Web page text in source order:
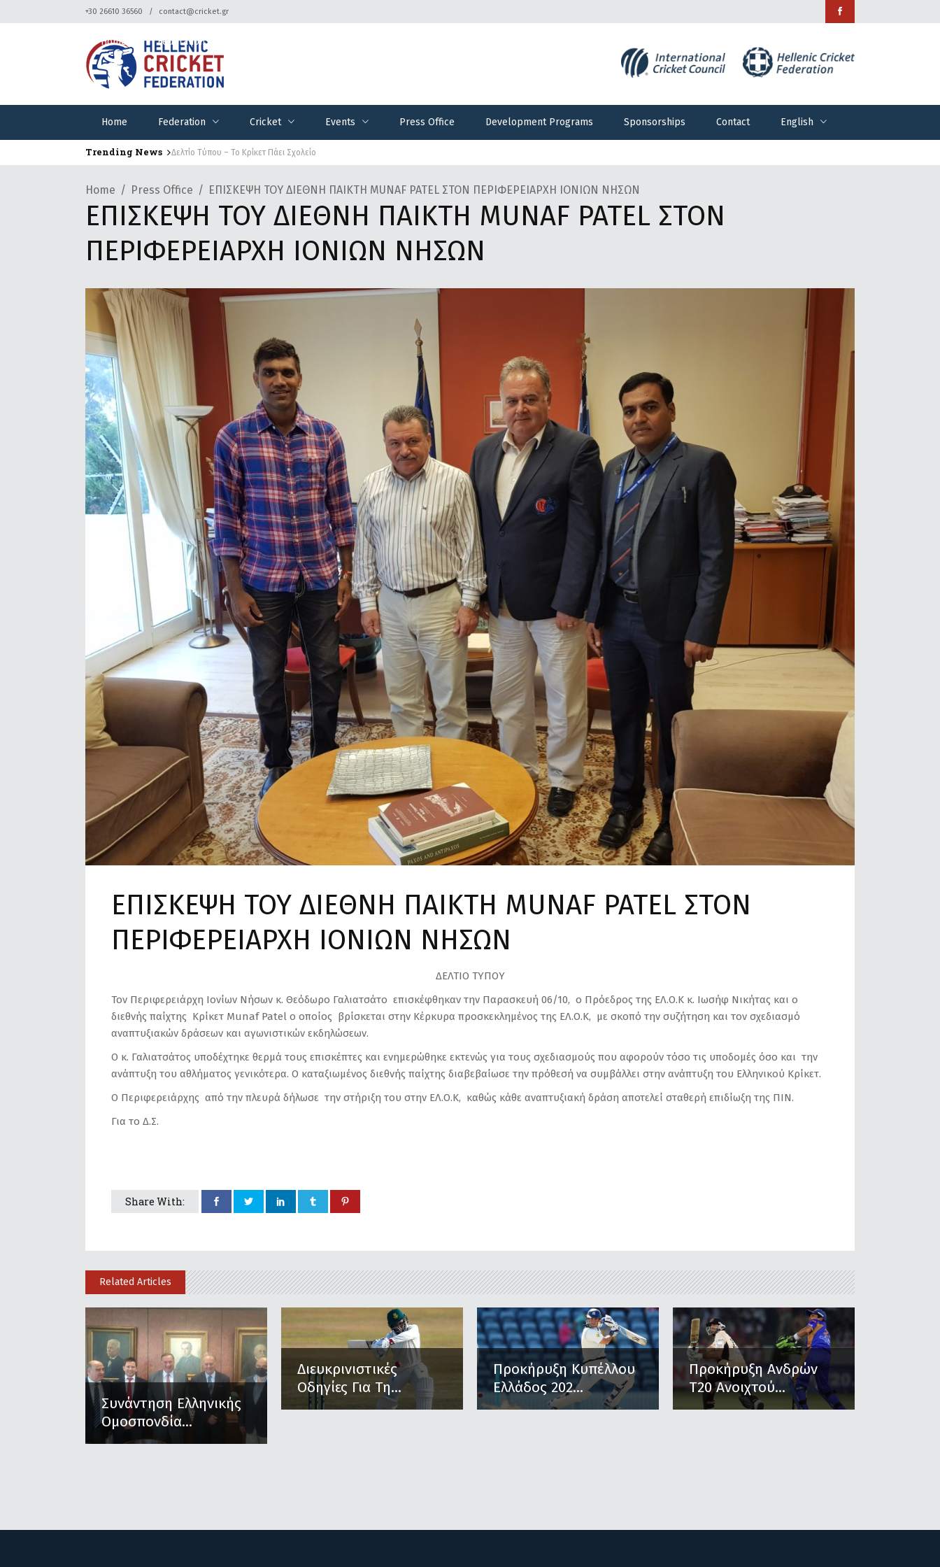
+30 26610 36560 contact@cricket.gr
Home Federation Cricket Events Press Office Development Programs Sponsorships Contact English
Home Federation
Trending News Δελτίο Τύπου – Το Κρίκετ Πάει Σχολείο
Home Press Office ΕΠΙΣΚΕΨΗ ΤΟΥ ΔΙΕΘΝΗ ΠΑΙΚΤΗ MUNAF PATEL ΣΤΟΝ ΠΕΡΙΦΕΡΕΙΑΡΧΗ IONIΩΝ ΝΗΣΩΝ
ΕΠΙΣΚΕΨΗ ΤΟΥ ΔΙΕΘΝΗ ΠΑΙΚΤΗ MUNAF PATEL ΣΤΟΝ
ΠΕΡΙΦΕΡΕΙΑΡΧΗ IONIΩΝ ΝΗΣΩΝ
ΕΠΙΣΚΕΨΗ ΤΟΥ ΔΙΕΘΝΗ ΠΑΙΚΤΗ MUNAF PATEL ΣΤΟΝ
ΠΕΡΙΦΕΡΕΙΑΡΧΗ IONIΩΝ ΝΗΣΩΝ
ΔΕΛΤΙΟ ΤΥΠΟΥ
Τον Περιφερειάρχη Ιονίων Νήσων κ. Θεόδωρο Γαλιατσάτο επισκέφθηκαν την Παρασκευή 06/10, ο Πρόεδρος της ΕΛ.Ο.Κ κ. Ιωσήφ Νικήτας και ο
διεθνής παίχτης Κρίκετ Μunaf Patel ο οποίος βρίσκεται στην Κέρκυρα προσκεκλημένος της ΕΛ.Ο.Κ, με σκοπό την συζήτηση και τον σχεδιασμό
αναπτυξιακών δράσεων και αγωνιστικών εκδηλώσεων.
Ο κ. Γαλιατσάτος υποδέχτηκε θερμά τους επισκέπτες και ενημερώθηκε εκτενώς για τους σχεδιασμούς που αφορούν τόσο τις υποδομές όσο και την
ανάπτυξη του αθλήματος γενικότερα. Ο καταξιωμένος διεθνής παίχτης διαβεβαίωσε την πρόθεσή να συμβάλλει στην ανάπτυξη του Ελληνικού Κρίκετ.
Ο Περιφερειάρχης από την πλευρά δήλωσε την στήριξη του στην ΕΛ.Ο.Κ, καθώς κάθε αναπτυξιακή δράση αποτελεί σταθερή επιδίωξη της ΠΙΝ.
Για το Δ.Σ.
Share With:
Related Articles
Συνάντηση Ελληνικής
Ομοσπονδία...
Διευκρινιστικές
Οδηγίες Για Τη...
Προκήρυξη Κυπέλλου
Ελλάδος 202...
Προκήρυξη Ανδρών
Τ20 Ανοιχτού...